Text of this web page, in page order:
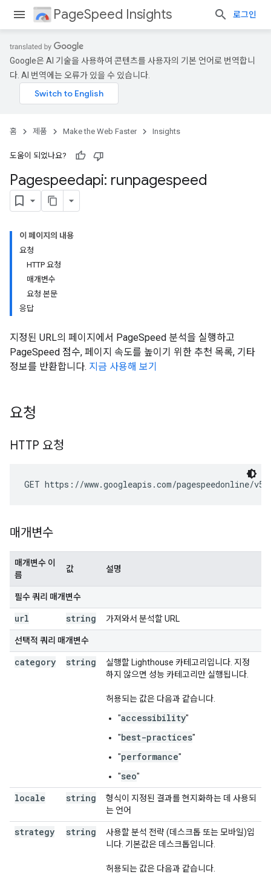
PageSpeed Insights 로그인
Google은 AI 기술을 사용하여 콘텐츠를 사용자의 기본 언어로 번역합니
다. AI 번역에는 오류가 있을 수 있습니다.
홈 제품 Make the Web Faster Insights
도움이 되었나요?
Pagespeedapi: runpagespeed
이 페이지의 내용
요청
HTTP 요청
매개변수
요청 본문
응답
지정된 URL의 페이지에서 PageSpeed 분석을 실행하고
PageSpeed 점수, 페이지 속도를 높이기 위한 추천 목록, 기타
정보를 반환합니다. 지금 사용해 보기
요청
HTTP 요청
GET https://www.googleapis.com/pagespeedonline/v5/
매개변수
매개변수 이
름
값 설명
필수 쿼리 매개변수
url string 가져와서 분석할 URL
선택적 쿼리 매개변수
category string
실행할 Lighthouse 카테고리입니다. 지정
하지 않으면 성능 카테고리만 실행됩니다.
허용되는 값은 다음과 같습니다.
"accessibility"
"best-practices"
"performance"
"seo"
locale string
형식이 지정된 결과를 현지화하는 데 사용되
는 언어
strategy string
사용할 분석 전략 (데스크톱 또는 모바일)입
니다. 기본값은 데스크톱입니다.
허용되는 값은 다음과 같습니다.